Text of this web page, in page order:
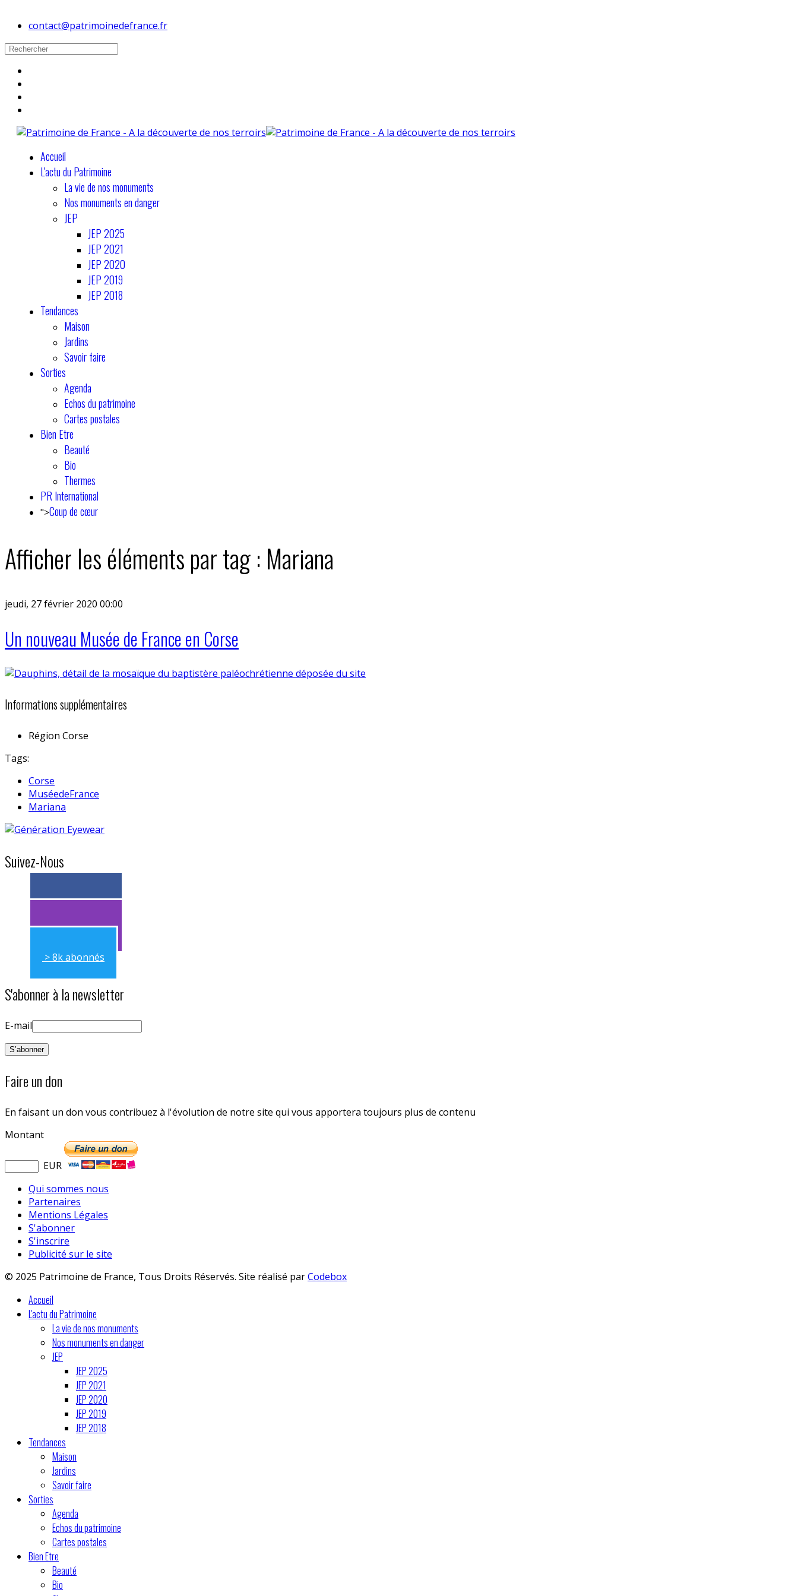
contact@patrimoinedefrance.fr
Accueil
L'actu du Patrimoine
La vie de nos monuments
Nos monuments en danger
JEP
JEP 2025
JEP 2021
JEP 2020
JEP 2019
JEP 2018
Tendances
Maison
Jardins
Savoir faire
Sorties
Agenda
Echos du patrimoine
Cartes postales
Bien Etre
Beauté
Bio
Thermes
PR International
">Coup de cœur
Afficher les éléments par tag : Mariana
jeudi, 27 février 2020 00:00
Un nouveau Musée de France en Corse
Informations supplémentaires
Région Corse
Tags:
Corse
MuséedeFrance
Mariana
Suivez-Nous
> 11k abonnés
> 11k abonnés
> 8k abonnés
S'abonner à la newsletter
E-mail
Faire un don
En faisant un don vous contribuez à l'évolution de notre site qui vous apportera toujours plus de contenu
Montant
EUR
Qui sommes nous
Partenaires
Mentions Légales
S'abonner
S'inscrire
Publicité sur le site
© 2025 Patrimoine de France, Tous Droits Réservés. Site réalisé parCodebox
Accueil
L'actu du Patrimoine
La vie de nos monuments
Nos monuments en danger
JEP
JEP 2025
JEP 2021
JEP 2020
JEP 2019
JEP 2018
Tendances
Maison
Jardins
Savoir faire
Sorties
Agenda
Echos du patrimoine
Cartes postales
Bien Etre
Beauté
Bio